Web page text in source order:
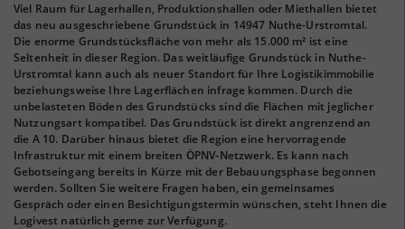
Viel Raum für Lagerhallen, Produktionshallen oder Miethallen bietet
das neu ausgeschriebene Grundstück in 14947 Nuthe-Urstromtal.
Die enorme Grundstücksfläche von mehr als 15.000 m² ist eine
Seltenheit in dieser Region. Das weitläufige Grundstück in Nuthe-
Urstromtal kann auch als neuer Standort für Ihre Logistikimmobilie
beziehungsweise Ihre Lagerflächen infrage kommen. Durch die
unbelasteten Böden des Grundstücks sind die Flächen mit jeglicher
Nutzungsart kompatibel. Das Grundstück ist direkt angrenzend an
die A 10. Darüber hinaus bietet die Region eine hervorragende
Infrastruktur mit einem breiten ÖPNV-Netzwerk. Es kann nach
Gebotseingang bereits in Kürze mit der Bebauungsphase begonnen
werden. Sollten Sie weitere Fragen haben, ein gemeinsames
Gespräch oder einen Besichtigungstermin wünschen, steht Ihnen die
Logivest natürlich gerne zur Verfügung.